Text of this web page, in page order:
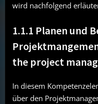
wird nachfolgend
1.1.1 Planen und
the project
In diesem
über den